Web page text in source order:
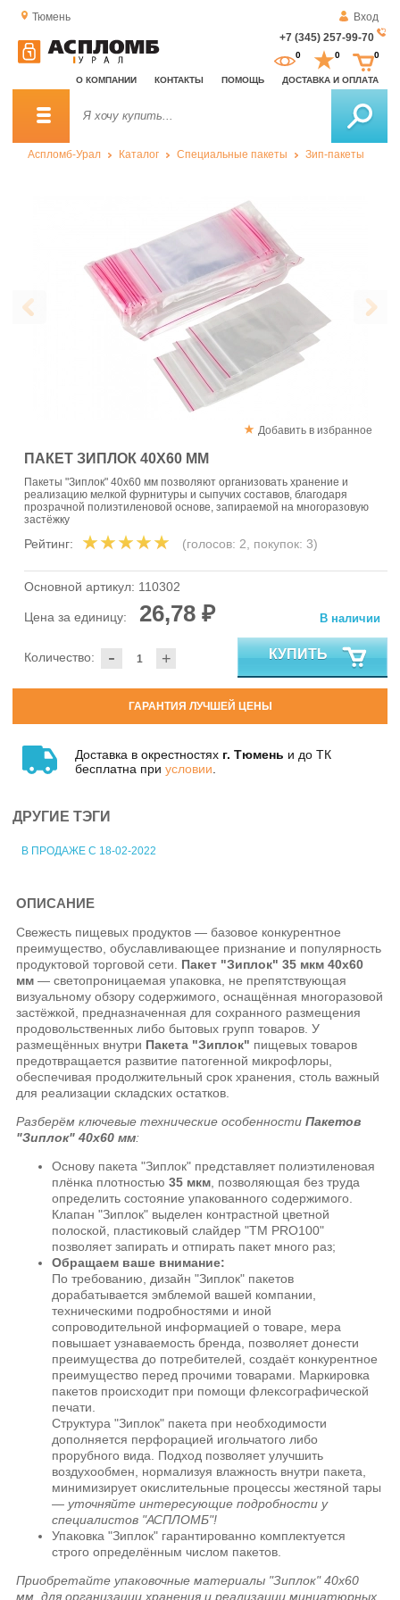
Тюмень
Вход
+7 (345) 257-99-70
О КОМПАНИИ КОНТАКТЫ ПОМОЩЬ ДОСТАВКА И ОПЛАТА
0 0 0
Аспломб-Урал Каталог Специальные пакеты Зип-пакеты
Добавить в избранное
ПАКЕТ ЗИПЛОК 40Х60 ММ
Пакеты "Зиплок" 40x60 мм позволяют организовать хранение и
реализацию мелкой фурнитуры и сыпучих составов, благодаря
прозрачной полиэтиленовой основе, запираемой на многоразовую
застёжку
Рейтинг: (голосов: 2, покупок: 3)
Основной артикул: 110302
Цена за единицу: 26,78 ₽
- +
Количество:
В наличии
КУПИТЬ
ГАРАНТИЯ ЛУЧШЕЙ ЦЕНЫ
Доставка в окрестностях г. Тюмень и до ТК
бесплатна при условии
ДРУГИЕ ТЭГИ
В ПРОДАЖЕ С 18-02-2022
ОПИСАНИЕ
Свежесть пищевых продуктов — базовое конкурентное
преимущество, обуславливающее признание и популярность
продуктовой торговой сети. Пакет "Зиплок" 35 мкм 40х60
мм — светопроницаемая упаковка, не препятствующая
визуальному обзору содержимого, оснащённая многоразовой
застёжкой, предназначенная для сохранного размещения
продовольственных либо бытовых групп товаров. У
размещённых внутри Пакета "Зиплок" пищевых товаров
предотвращается развитие патогенной микрофлоры,
обеспечивая продолжительный срок хранения, столь важный
для реализации складских остатков.
Разберём ключевые технические особенностиПакетов
"Зиплок" 40х60 мм:
Основу пакета "Зиплок" представляет полиэтиленовая
плёнка плотностью35 мкм , позволяющая без труда
определить состояние упакованного содержимого.
Клапан "Зиплок" выделен контрастной цветной
полоской, пластиковый слайдер "ТМ PRO100"
позволяет запирать и отпирать пакет много раз;
Обращаем ваше внимание:
По требованию, дизайн "Зиплок" пакетов
дорабатывается эмблемой вашей компании,
техническими подробностями и иной
сопроводительной информацией о товаре, мера
повышает узнаваемость бренда, позволяет донести
преимущества до потребителей, создаёт конкурентное
преимущество перед прочими товарами. Маркировка
пакетов происходит при помощи флексографической
печати.
Структура "Зиплок" пакета при необходимости
дополняется перфорацией игольчатого либо
прорубного вида. Подход позволяет улучшить
воздухообмен, нормализуя влажность внутри пакета,
минимизирует окислительные процессы жестяной тары
— уточняйте интересующие подробности у
специалистов "АСПЛОМБ"!
Упаковка "Зиплок" гарантированно комплектуется
строго определённым числом пакетов.
Приобретайте упаковочные материалы "Зиплок" 40х60
мм, для организации хранения и реализации миниатюрных